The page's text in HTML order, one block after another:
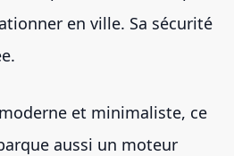
en ville. Sa sécurité
et minimaliste, ce
aussi un moteur